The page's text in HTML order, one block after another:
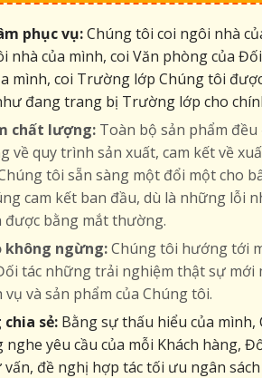
phục vụ:Chúng tôi coi ngôi nhà
nhà của mình, coi Văn phòng của
mình, coi Trường lớp Chúng tôi
đang trang bị Trường lớp cho
chất lượng: Toàn bộ sản phẩm
về quy trình sản xuất, cam kết về
tôi sẵn sàng một đổi một cho
cam kết ban đầu, dù là những lỗi
được bằng mắt thường.
không ngừng:Chúng tôi hướng tới
tác những trải nghiệm thật sự mới
vụ và sản phẩm của Chúng tôi.
chia sẻ: Bằng sự thấu hiểu của
nghe yêu cầu của mỗi Khách hàng,
đề nghị hợp tác tối ưu ngân sách